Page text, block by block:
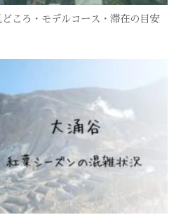
ころ・モデルコース・滞在の目安